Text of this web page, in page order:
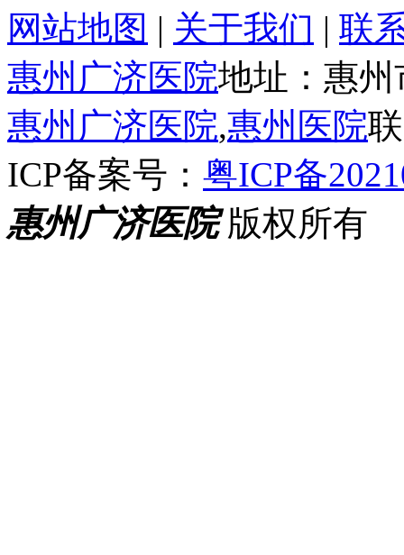
网站地图 | 关于我们 | 联
惠州广济医院地址：惠
惠州广济医院,惠州医院
ICP备案号： 粤ICP备
惠州广济医院版权所有